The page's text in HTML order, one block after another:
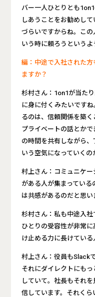
バー一人ひとりとも
しあうことをお勧めし
づらいですからね。こ
いう時に頼ろうというよ
編：中途で入社された
ますか？
杉村さん：1on1が当た
に身に付くみたいです
るのは、信頼関係を築
プライベートの話とか
の時間を共有しながら
いう空気になっていくの
村上さん：コミュニケ
がある人が集まってい
は共感があるのだと思い
杉村さん：私も中途入
ひとりの受容性が非常
け止める力に長けている
村上さん：役員もSlack
それにダイレクトにも
していて。社長もそれ
信しています。それくら